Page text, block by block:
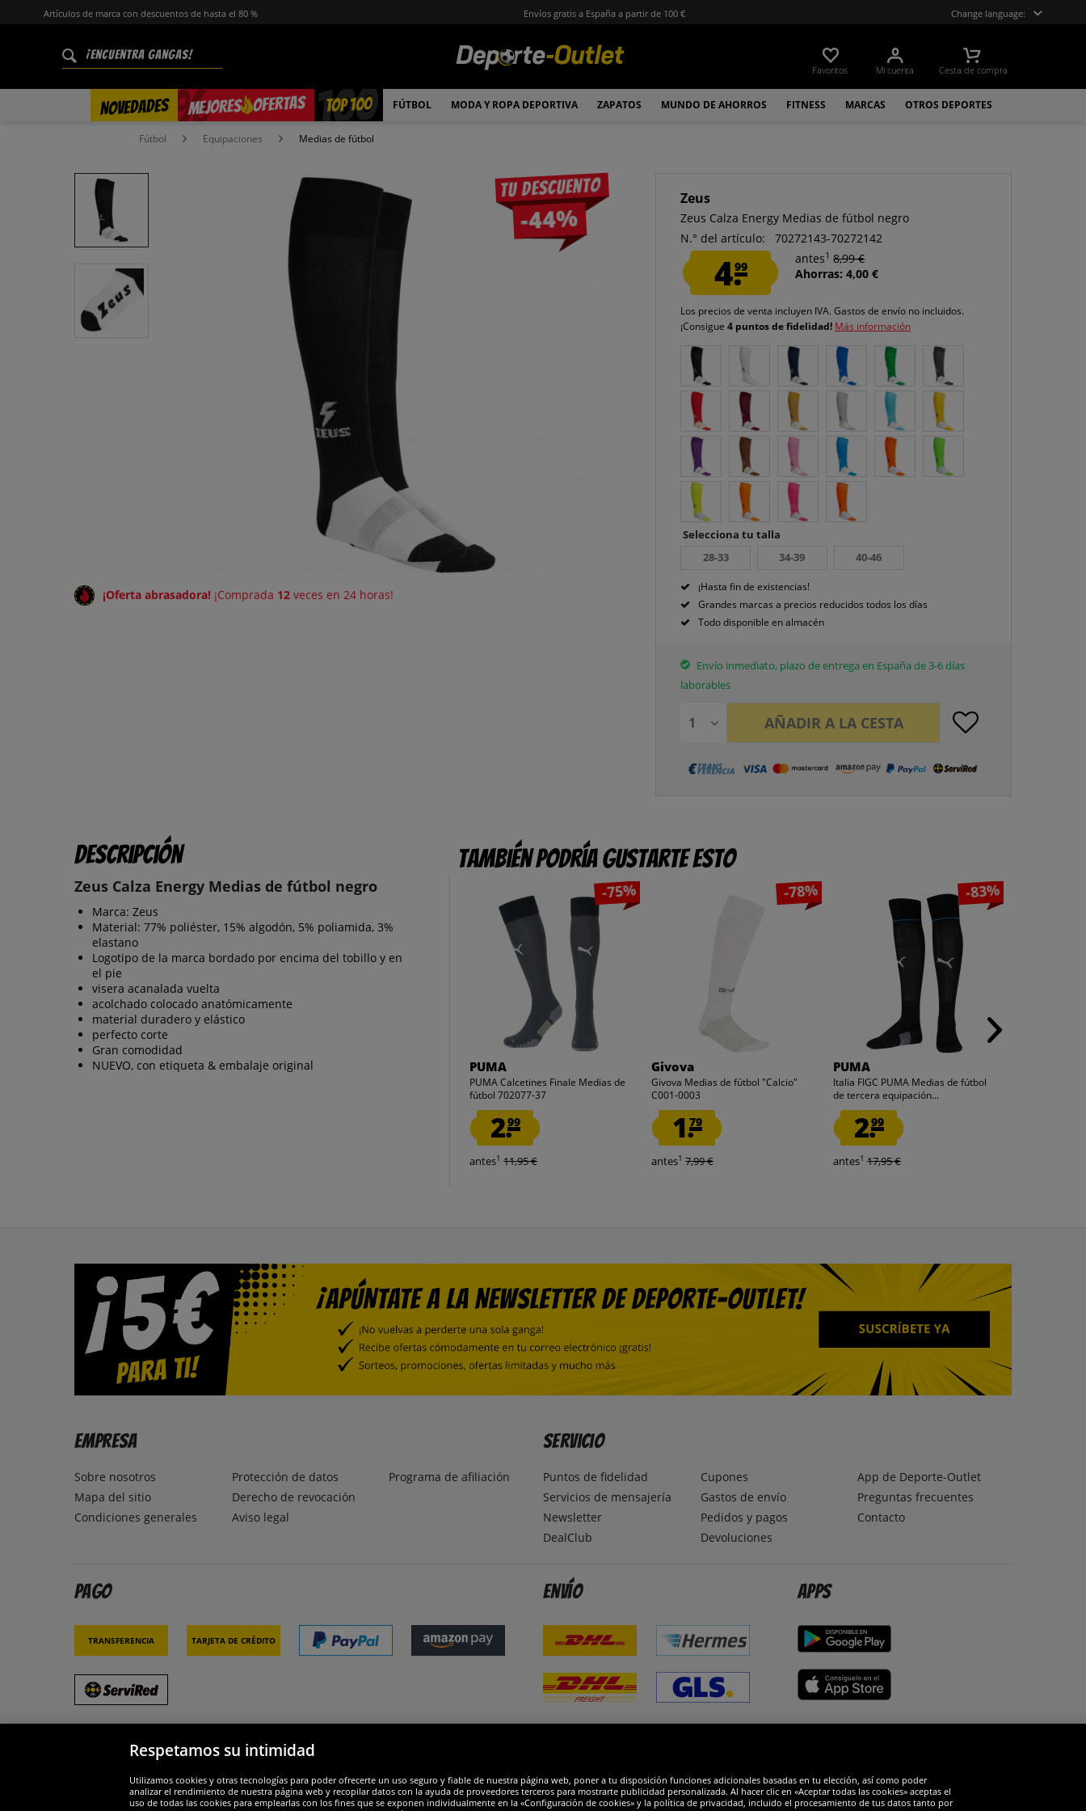
Artículos de marca con descuentos de hasta el 80 % Envíos gratis a España a partir de 100 € Change language:
Favoritos Mi cuenta Cesta de compra
NOVEDADES MEJORES OFERTAS
% TOP 100 FÚTBOL MODA Y ROPA DEPORTIVA ZAPATOS MUNDO DE AHORROS FITNESS MARCAS OTROS DEPORTES
Fútbol Equipaciones Medias de fútbol
Tu descuento
-44%
¡Oferta abrasadora! ¡Comprada 12 veces en 24 horas!
Zeus
Zeus Calza Energy Medias de fútbol negro
N.° del artículo:
70272143-70272142
4.99
antes1 8,99 €
Ahorras: 4,00 €
Los precios de venta incluyen IVA.Gastos de envío no incluidos.
¡Consigue4 puntos de fidelidad! Más información
Selecciona tu talla
28-33
34-39 40-46
¡Hasta fin de existencias!
Grandes marcas a precios reducidos todos los días
Todo disponible en almacén
Envío inmediato, plazo de entrega en España de 3-6 días
laborables
AÑADIR A LA CESTA
Descripción
Zeus Calza Energy Medias de fútbol negro
Marca: Zeus
Material: 77% poliéster, 15% algodón, 5% poliamida, 3%
elastano
Logotipo de la marca bordado por encima del tobillo y en
el pie
visera acanalada vuelta
acolchado colocado anatómicamente
material duradero y elástico
perfecto corte
Gran comodidad
NUEVO, con etiqueta & embalaje original
También podría gustarte esto
-75%
PUMA
PUMA Calcetines Finale Medias de
fútbol 702077-37
2.99
antes1 11,95 €
-78%
Givova
Givova Medias de fútbol "Calcio"
C001-0003
1.79
antes1 7,99 €
-83%
PUMA
Italia FIGC PUMA Medias de fútbol
de tercera equipación...
2.99
antes1 17,95 €
Empresa
Sobre nosotros
Mapa del sitio
Condiciones generales
Protección de datos
Derecho de revocación
Aviso legal
Programa de afiliación
Servicio
Puntos de fidelidad
Servicios de mensajería
Newsletter
DealClub
Cupones
Gastos de envío
Pedidos y pagos
Devoluciones
App de Deporte-Outlet
Preguntas frecuentes
Contacto
Pago
Transferencia Tarjeta de crédito
Envío Apps
Respetamos su intimidad
Utilizamos cookies y otras tecnologías para poder ofrecerte un uso seguro y fiable de nuestra página web, poner a tu disposición funciones adicionales basadas en tu elección, así como poder
analizar el rendimiento de nuestra página web y recopilar datos con la ayuda de proveedores terceros para mostrarte publicidad personalizada. Al hacer clic en «Aceptar todas las cookies» aceptas el
uso de todas las cookies para emplearlas con los fines que se exponen individualmente en la «Configuración de cookies» y la política de privacidad, incluido el procesamiento de tus datos tanto por